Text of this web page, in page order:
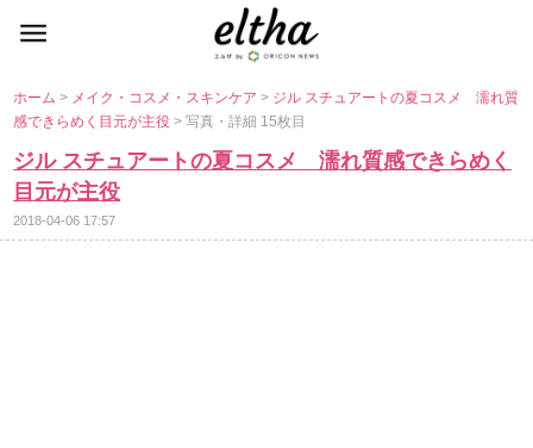
ホーム> メイク・コスメ・スキンケア> ジル スチュアートの夏コスメ 濡れ質
感できらめく目元が主役> 写真・詳細 15枚目
ジル スチュアートの夏コスメ 濡れ質感できらめく
目元が主役
2018-04-06 17:57